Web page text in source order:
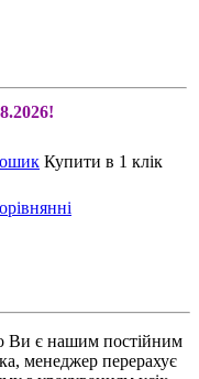
Купити в 1 клік
Ви є нашим постійним
менеджер перерахує